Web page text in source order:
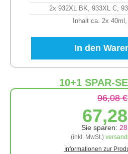
2x 932XL BK, 933XL C,
Inhalt ca. 2x 40ml,
In den
10+1 SPAR-
96,08 €
Sie sparen:
(inkl. MwSt.)
Informationen zur